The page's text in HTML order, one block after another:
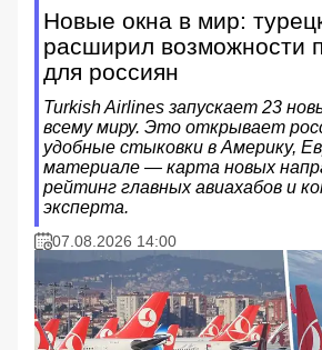
Новые окна в мир:
расширил возможности
для россиян
Turkish Airlines запускает 23
всему миру. Это открывает
удобные стыковки в Америку,
материале — карта новых
рейтинг главных авиахабов и
эксперта.
07.08.2026 14:00